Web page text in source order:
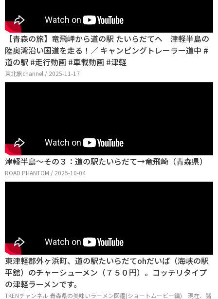
【青森の旅】竜飛岬から道の駅 たいらだてへ 津軽半島の
陸奥湾沿い国道を走る！／ キャンピングトレーラー道中 #
道の駅 #走行動画 #車載動画 #津軽
東北旅channel / 2025-11-17
津軽半島〜その３：道の駅たいらだて→竜飛崎（青森県）
ROAD PHANTOM / 2025-10-04
東津軽郡外ヶ浜町、道の駅たいらだてohだいば（海峡の駅
平舘）のチャーシューメン（７５０円）。コッテリタイプ
の津軽ラーメンです。
TKENチャンネル 青森県の美味いラーメン図鑑(ショートムービー編) 現在、諸